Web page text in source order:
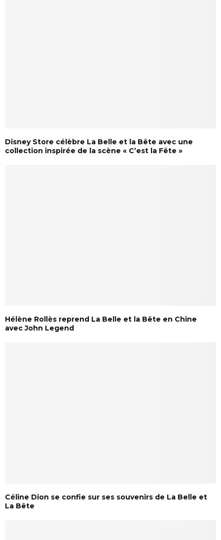
Disney Store célèbre La Belle et la Bête avec une
collection inspirée de la scène « C’est la Fête »
Hélène Rollès reprend La Belle et la Bête en Chine
avec John Legend
Céline Dion se confie sur ses souvenirs de La Belle et
La Bête